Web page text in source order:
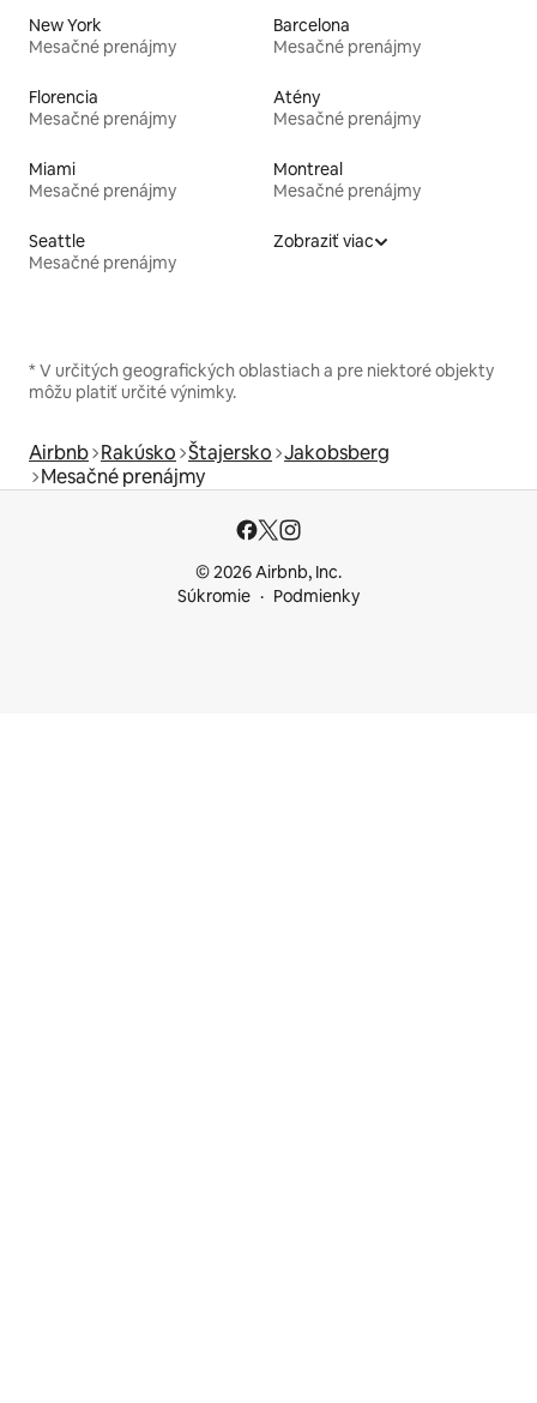
New York
Mesačné prenájmy
Barcelona
Mesačné prenájmy
Florencia
Mesačné prenájmy
Atény
Mesačné prenájmy
Miami
Mesačné prenájmy
Montreal
Mesačné prenájmy
Seattle
Mesačné prenájmy
Zobraziť viac
* V určitých geografických oblastiach a pre niektoré objekty
môžu platiť určité výnimky.
Airbnb Rakúsko Štajersko Jakobsberg
Mesačné prenájmy
© 2026 Airbnb, Inc.
Súkromie
Podmienky